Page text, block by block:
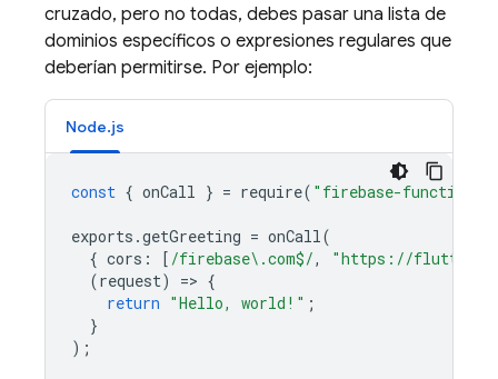
cruzado, pero no todas, debes pasar una lista de
dominios específicos o expresiones regulares que
deberían permitirse. Por ejemplo:
Node.js
const { onCall } = require( "firebase-functions/
exports .getGreeting = onCall(
{ cors : [ /firebase\.com$/,
"https://
(request) => {
return "Hello, world!" ;
}
);